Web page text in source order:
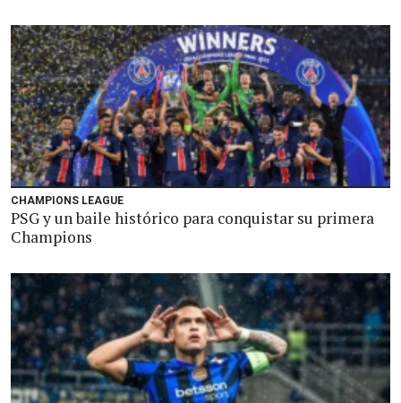
CHAMPIONS LEAGUE
PSG y un baile histórico para conquistar su primera
Champions